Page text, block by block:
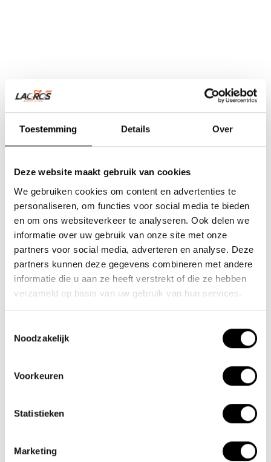
Toestemming Details Over
Deze website maakt gebruik van cookies
We gebruiken cookies om content en advertenties te
personaliseren, om functies voor social media te bieden
en om ons websiteverkeer te analyseren. Ook delen we
informatie over uw gebruik van onze site met onze
partners voor social media, adverteren en analyse. Deze
partners kunnen deze gegevens combineren met andere
informatie die u aan ze heeft verstrekt of die ze hebben
verzameld op basis van uw gebruik van hun services.
Noodzakelijk
Voorkeuren
Statistieken
Marketing
Team Lacros
Nieuwe Eerdsebaan 16, 5482 VS Schijndel Nederland
Handelskammernummer: 62140957
Umsatzsteuer-Identifikationsnummer: NL854680950B01
(+31) 73 203 2487
(+31) 73 203 2487
Warum ein elektrisches Faltrad von Lacros wählen